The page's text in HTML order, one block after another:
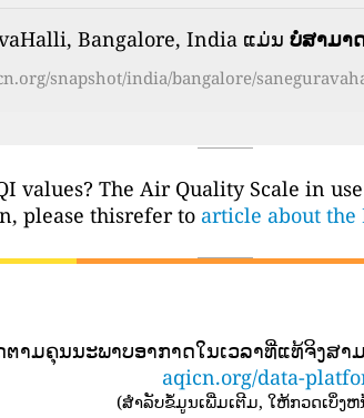
Bangalore, India ແມ່ນ ບໍ່ສາມາ
snapshot/india/bangalore/
values? The Air Quality Scale in
please thisrefer to article about
າມ​ຄຸນ​ນະ​ພາບ​ອາ​ກາດ​ໃນ​ເວ​ລາ​ທີ່​ແທ້​ຈິງ​ສາ​
aqicn.org/data-
(ສໍາລັບຂໍ້ມູນເພີ່ມເຕີມ, ໃຫ້ກວດເບິ່ງຫ